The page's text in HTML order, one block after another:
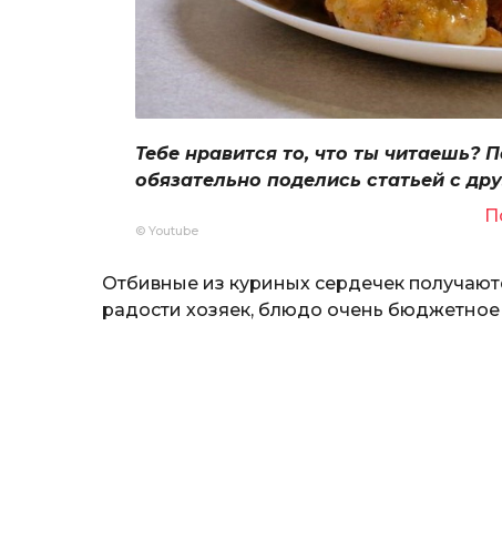
Тебе нравится то, что ты читаешь?
обязательно поделись статьей с
© Youtube
Отбивные из куриных сердечек
радости хозяек, блюдо очень бюджетное